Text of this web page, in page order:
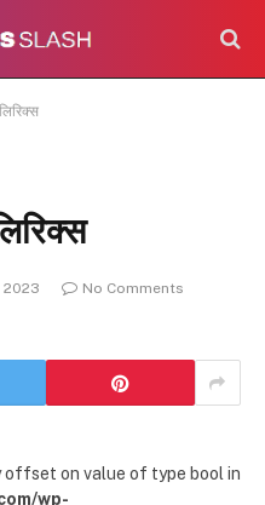
2023
No Comments
offset on value of type bool in
wp-